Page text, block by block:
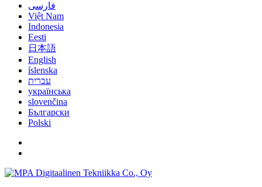
فارسی
Việt Nam
Indonesia
Eesti
日本語
English
íslenska
עברית
українська
slovenčina
Български
Polski